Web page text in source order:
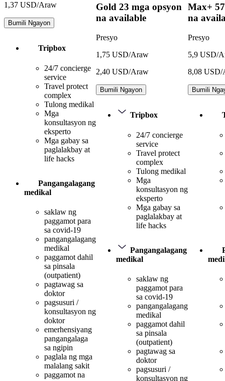
1,37 USD/Araw
Bumili Ngayon
Tripbox
24/7 concierge
service
Travel protect
complex
Tulong medikal
Mga
konsultasyon ng
eksperto
Mga gabay sa
paglalakbay at
life hacks
Pangangalagang
medikal
saklaw ng
paggamot para
sa covid-19
pangangalagang
medikal
paggamot dahil
sa pinsala
(outpatient)
pagtawag sa
doktor
pagsusuri /
konsultasyon ng
doktor
emerhensiyang
pangangalaga
sa ngipin
paglala ng mga
malalang sakit
paggamot na
Gold 23 mga opsyon
na available
Presyo
1,75 USD/Araw
2,40 USD/Araw
Bumili Ngayon
Tripbox
24/7 concierge
service
Travel protect
complex
Tulong medikal
Mga
konsultasyon ng
eksperto
Mga gabay sa
paglalakbay at
life hacks
Pangangalagang
medikal
saklaw ng
paggamot para
sa covid-19
pangangalagang
medikal
paggamot dahil
sa pinsala
(outpatient)
pagtawag sa
doktor
pagsusuri /
konsultasyon ng
Max+
na
Presyo
5,9 USD/
8,08 USD/
Bumili